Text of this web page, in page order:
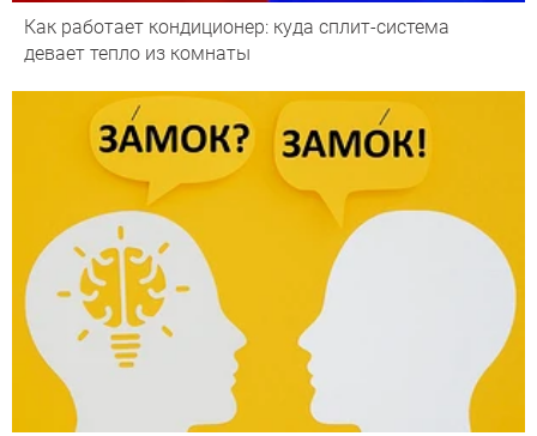
Как работает кондиционер: куда сплит-система
девает тепло из комнаты